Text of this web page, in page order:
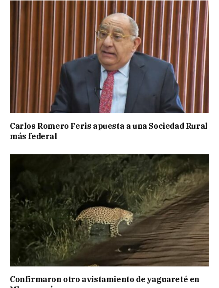
Carlos Romero Feris apuesta a una Sociedad Rural
más federal
Confirmaron otro avistamiento de yaguareté en